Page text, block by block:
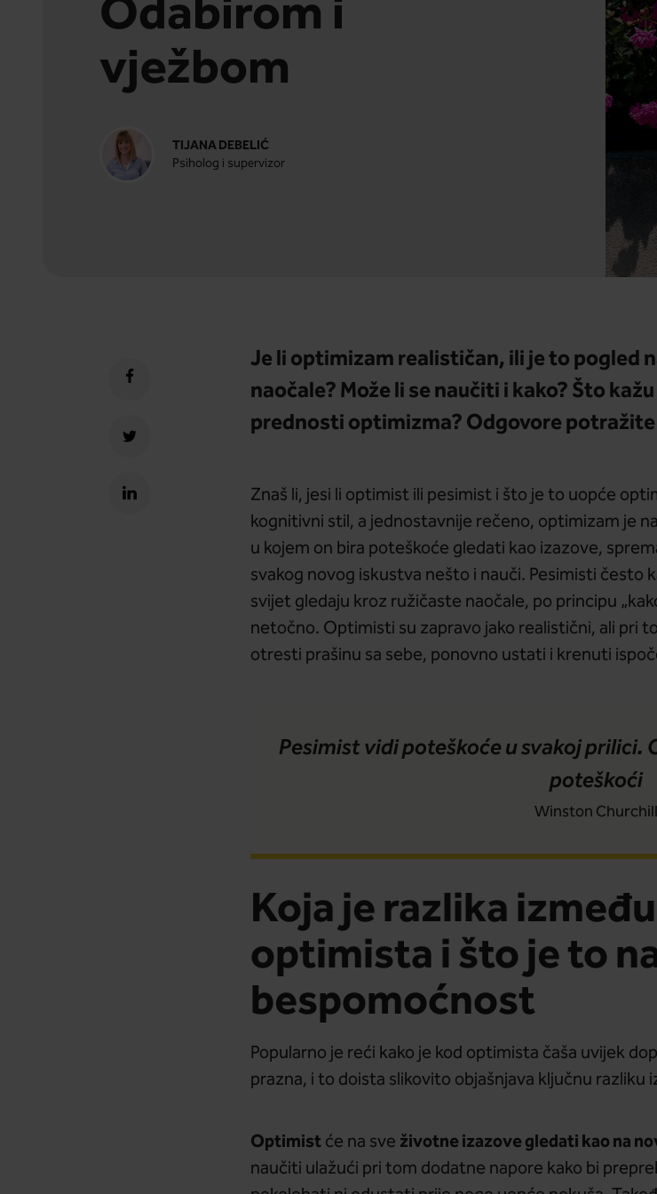
Odabirom i
vježbom
TIJANA DEBELIĆ
Psiholog i supervizor
Je li optimizam realističan, ili je to pogled
naočale? Može li se naučiti i kako? Što
prednosti optimizma? Odgovore
Znaš li, jesi li optimist ili pesimist i što je to uopće
kognitivni stil, a jednostavnije rečeno, optimizam je
u kojem on bira poteškoće gledati kao izazove,
svakog novog iskustva nešto i nauči. Pesimisti često
svijet gledaju kroz ružičaste naočale, po principu
netočno. Optimisti su zapravo jako realistični, ali pri
otresti prašinu sa sebe, ponovno ustati i krenuti
Pesimist vidi poteškoće u svakoj
poteškoći
Winston Churchill
Koja je razlika
optimista i što je to
bespomoćnost
Popularno je reći kako je kod optimista čaša uvijek
prazna, i to doista slikovito objašnjava ključnu razliku
Optimistće na sve životne izazove gledati kao na
naučiti ulažući pri tom dodatne napore kako bi